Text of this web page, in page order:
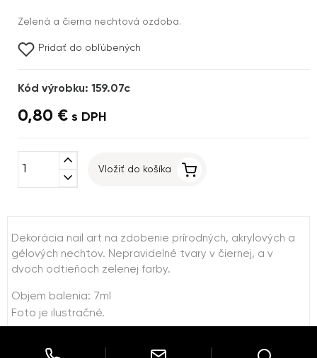
Zelená a čierna nechtová ozdoba.
Pridať do obľúbených
Kód výrobku: 159.07c
0,80 € s DPH
expand_less
expand_more
Vložiť do košíka
Dekorácia nail art na zdobenie prírodných, akrylových a
gélových nechtov. Nepravidelné tvary v čiernej, a v
dvoch odtieňoch zelenej farby.
Objem balenia: 7ml
Foto je ilustračné.